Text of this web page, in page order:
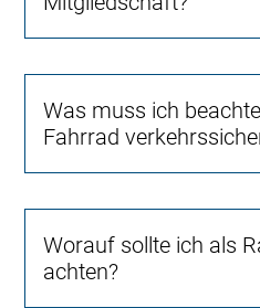
Was muss ich
Fahrrad
Worauf sollte ich als
achten?